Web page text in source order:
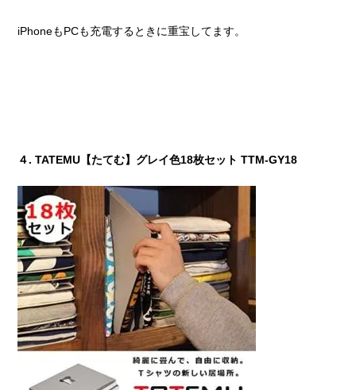
iPhoneもPCも充電するときに重宝してます。
４. TATEMU【たてむ】グレイ色18枚セット TTM-GY18